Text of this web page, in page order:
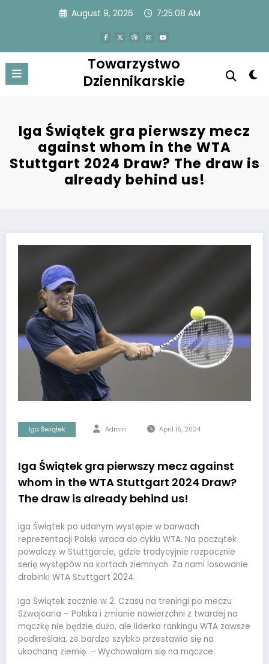
August 9, 2026 7:25:09 AM
Towarzystwo
Dziennikarskie
Iga Świątek gra pierwszy mecz
against whom in the WTA
Stuttgart 2024 Draw? The draw is
already behind us!
Iga Świątek Admin April 15, 2024
Iga Świątek gra pierwszy mecz against
whom in the WTA Stuttgart 2024 Draw?
The draw is already behind us!
Iga Świątek po udanym występie w barwach
reprezentacji Polski wraca do cyklu WTA. Na początek
powalczy w Stuttgarcie, gdzie tradycyjnie rozpocznie
serię występów na kortach ziemnych. Za nami losowanie
drabinki WTA Stuttgart 2024.
Iga Świątek zacznie w 2. Czasu na treningi po meczu
Szwajcaria – Polska i zmianie nawierzchni z twardej na
mączkę nie będzie dużo, ale liderka rankingu WTA zawsze
podkreślała, że bardzo szybko przestawia się na
ukochaną ziemię. – Wychowałam się na mączce.